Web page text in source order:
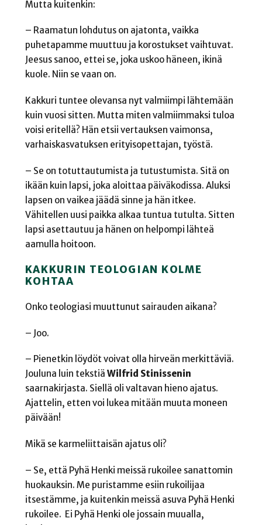
Mutta kuitenkin:
– Raamatun lohdutus on ajatonta, vaikka
puhetapamme muuttuu ja korostukset vaihtuvat.
Jeesus sanoo, ettei se, joka uskoo häneen, ikinä
kuole. Niin se vaan on.
Kakkuri tuntee olevansa nyt valmiimpi lähtemään
kuin vuosi sitten. Mutta miten valmiimmaksi tuloa
voisi eritellä? Hän etsii vertauksen vaimonsa,
varhaiskasvatuksen erityisopettajan, työstä.
– Se on totuttautumista ja tutustumista. Sitä on
ikään kuin lapsi, joka aloittaa päiväkodissa. Aluksi
lapsen on vaikea jäädä sinne ja hän itkee.
Vähitellen uusi paikka alkaa tuntua tutulta. Sitten
lapsi asettautuu ja hänen on helpompi lähteä
aamulla hoitoon.
KAKKURIN TEOLOGIAN KOLME
KOHTAA
Onko teologiasi muuttunut sairauden aikana?
– Joo.
– Pienetkin löydöt voivat olla hirveän merkittäviä.
Jouluna luin tekstiä Wilfrid Stinissenin
saarnakirjasta. Siellä oli valtavan hieno ajatus.
Ajattelin, etten voi lukea mitään muuta moneen
päivään!
Mikä se karmeliittaisän ajatus oli?
– Se, että Pyhä Henki meissä rukoilee sanattomin
huokauksin. Me puristamme esiin rukoilijaa
itsestämme, ja kuitenkin meissä asuva Pyhä Henki
rukoilee. Ei Pyhä Henki ole jossain muualla,